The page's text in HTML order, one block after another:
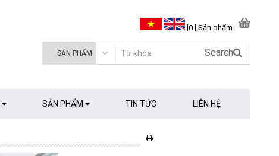
[0 ] Sản phẩm
Search
SẢN PHẨM TIN TỨC LIÊN HỆ